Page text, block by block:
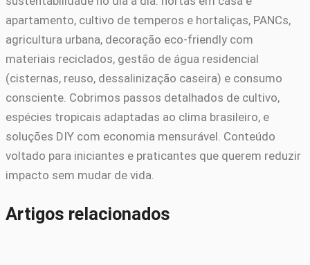
apartamento, cultivo de temperos e hortaliças, PANCs,
agricultura urbana, decoração eco-friendly com
materiais reciclados, gestão de água residencial
(cisternas, reuso, dessalinização caseira) e consumo
consciente. Cobrimos passos detalhados de cultivo,
espécies tropicais adaptadas ao clima brasileiro, e
soluções DIY com economia mensurável. Conteúdo
voltado para iniciantes e praticantes que querem reduzir
impacto sem mudar de vida.
Artigos relacionados